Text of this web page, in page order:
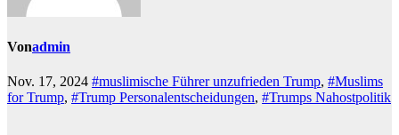
Vonadmin
Nov. 17, 2024 #muslimische Führer unzufrieden Trump, #Muslims
for Trump, #Trump Personalentscheidungen, #Trumps Nahostpolitik